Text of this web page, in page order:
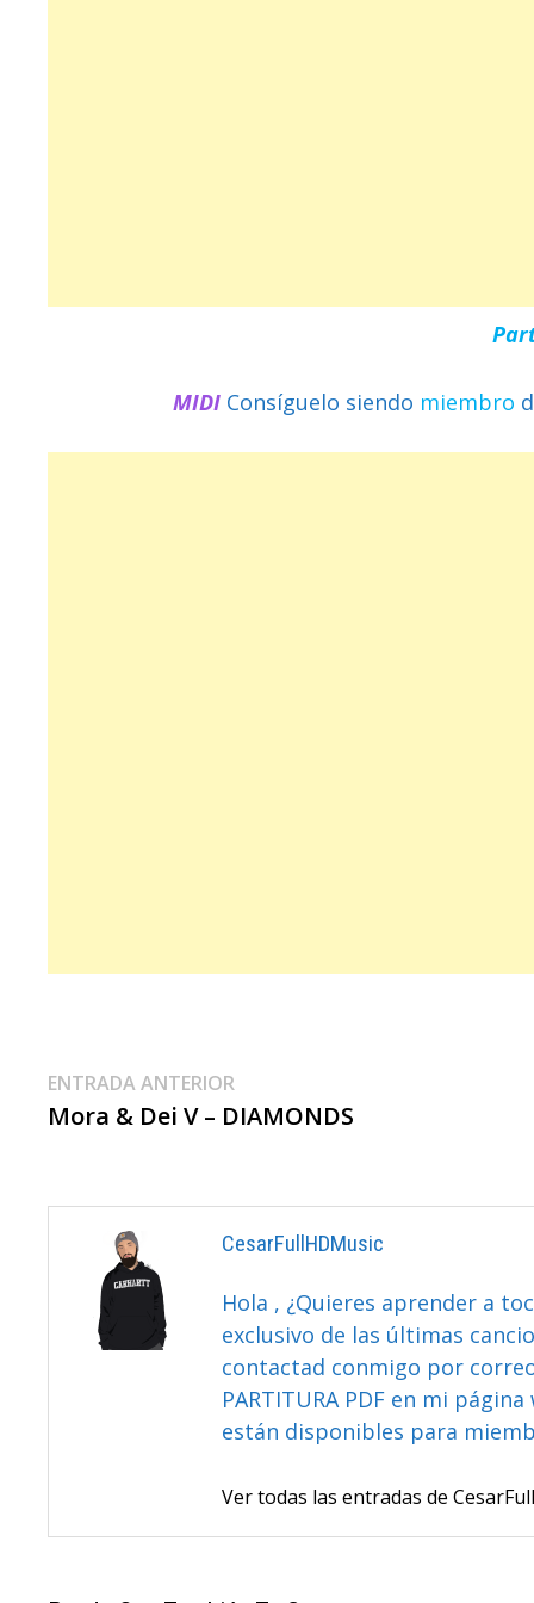
MIDI Consíguelo siendo miembro
Navegación
De
ENTRADA ANTERIOR
anterior:
Mora & Dei V – DIAMONDS
CesarFullHDMusic
Hola , ¿Quieres aprender a
exclusivo de las últimas
contactad conmigo por
PARTITURA PDF en mi
están disponibles para
Ver todas las entradas de